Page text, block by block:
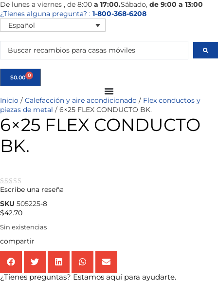
De lunes a viernes , de 8:00 a 17:00.Sábado, de 9:00 a 13:00
¿Tienes alguna pregunta? : 1-800-368-6208
Español
$0.00 0
Inicio / Calefacción y aire acondicionado / Flex conductos y
piezas de metal / 6×25 FLEX CONDUCTO BK.
6×25 FLEX CONDUCTO
BK.
★★★★★
Escribe una reseña
SKU 505225-8
$42.70
Sin existencias
compartir
¿Tienes preguntas? Estamos aquí para ayudarte.